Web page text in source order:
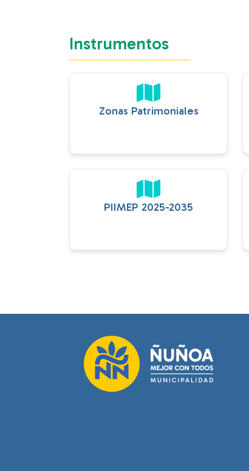
Instrumentos
Zonas Patrimoniales
PIIMEP 2025-2035